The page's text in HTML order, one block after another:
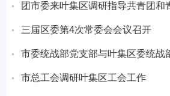
三届区委第4次常委会会议召开
市总工会调研叶集区工会工作